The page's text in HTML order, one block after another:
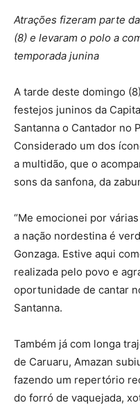
Atrações fizeram parte
(8) e levaram o polo a
temporada junina
A tarde deste domingo
festejos juninos da
Santanna o Cantador no
Considerado um dos
a multidão, que o
sons da sanfona, da
“Me emocionei por
a nação nordestina é
Gonzaga. Estive aqui
realizada pelo povo e
oportunidade de cantar
Santanna.
Também já com longa
de Caruaru, Amazan
fazendo um repertório
do forró de vaquejada,